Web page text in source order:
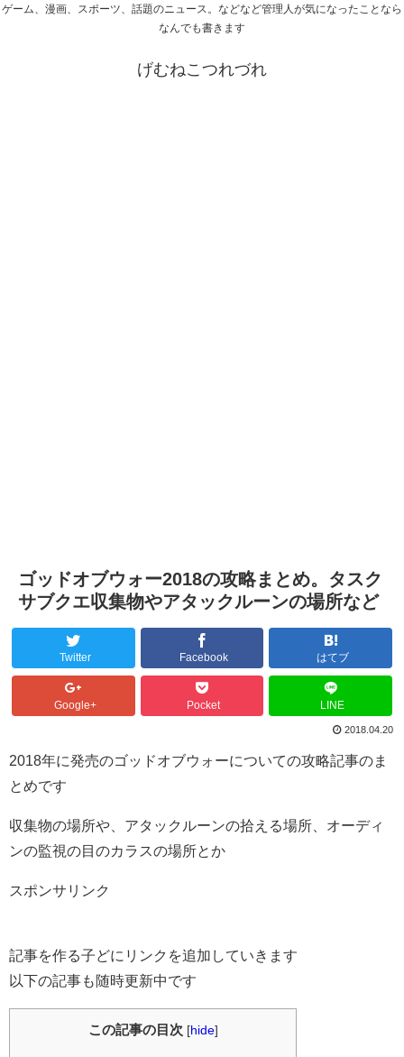
ゲーム、漫画、スポーツ、話題のニュース。などなど管理人が気になったことなら
なんでも書きます
げむねこつれづれ
ゴッドオブウォー2018の攻略まとめ。タスク
サブクエ収集物やアタックルーンの場所など
Twitter Facebook はてブ
Google+ Pocket LINE
2018.04.20
2018年に発売のゴッドオブウォーについての攻略記事のま
とめです
収集物の場所や、アタックルーンの拾える場所、オーディ
ンの監視の目のカラスの場所とか
スポンサリンク
記事を作る子どにリンクを追加していきます
以下の記事も随時更新中です
この記事の目次 [hide]